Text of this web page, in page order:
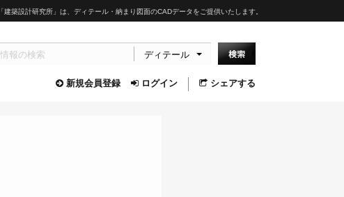
「建築設計研究所」は、ディテール・納まり図面のCADデータをご提供いたします。
ディテール
新規会員登録 ログイン シェアする